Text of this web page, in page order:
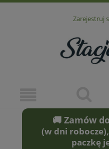
Zarejestruj
🚚 Zamów
(w dni
paczkę